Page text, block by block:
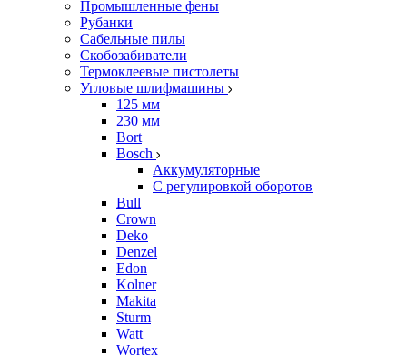
Промышленные фены
Рубанки
Сабельные пилы
Скобозабиватели
Термоклеевые пистолеты
Угловые шлифмашины
125 мм
230 мм
Bort
Bosch
Аккумуляторные
С регулировкой оборотов
Bull
Crown
Deko
Denzel
Edon
Kolner
Makita
Sturm
Watt
Wortex